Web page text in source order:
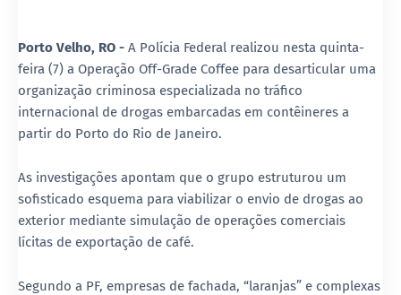
Porto Velho, RO - A Polícia Federal realizou nesta quinta-
feira (7) a Operação Off-Grade Coffee para desarticular uma
organização criminosa especializada no tráfico
internacional de drogas embarcadas em contêineres a
partir do Porto do Rio de Janeiro.
As investigações apontam que o grupo estruturou um
sofisticado esquema para viabilizar o envio de drogas ao
exterior mediante simulação de operações comerciais
lícitas de exportação de café.
Segundo a PF, empresas de fachada, “laranjas” e complexas